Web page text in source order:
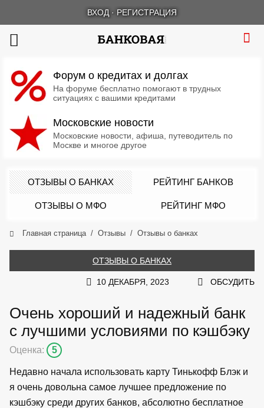
ВХОД · РЕГИСТРАЦИЯ
Форум о кредитах и долгах
На форуме бесплатно помогают в трудных
ситуациях с вашими кредитами
Московские новости
Московские новости, афиша, путеводитель по
Москве и многое другое
ОТЗЫВЫ О БАНКАХ РЕЙТИНГ БАНКОВ
ОТЗЫВЫ О МФО РЕЙТИНГ МФО
Главная страница Отзывы Отзывы о банках
ОТЗЫВЫ О БАНКАХ
10 ДЕКАБРЯ, 2023 ОБСУДИТЬ
Очень хороший и надежный банк
с лучшими условиями по кэшбэку
Оценка: 5
Недавно начала использовать карту Тинькофф Блэк и
я очень довольна самое лучшее предложение по
кэшбэку среди других банков, абсолютно бесплатное